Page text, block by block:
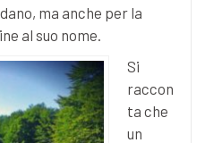
ma anche per la
al suo nome.
Si
raccon
ta che
un